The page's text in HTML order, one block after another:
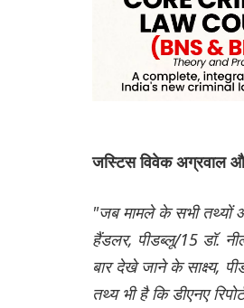
जस्टिस विवेक अग्रवाल
"जब मामले के सभी तथ्यों
हैंडलर, पीडब्लू/15 डॉ.
बार देखे जाने के साक्ष्य,
तथ्य भी है कि डीएनए